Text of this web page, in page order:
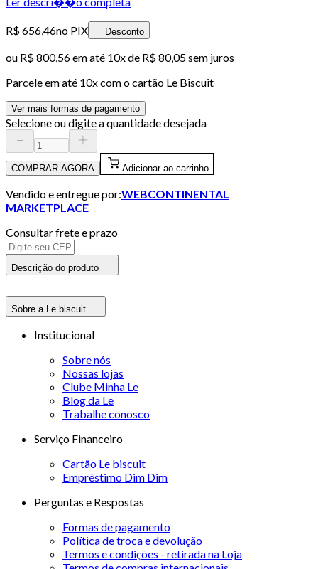
R$ 656,46no PIX Desconto
ou R$ 800,56em até 10x de R$ 80,05 sem juros
Parcele em até 10x com o cartão Le Biscuit
Ver mais formas de pagamento
Selecione ou digite a quantidade desejada
COMPRAR AGORA Adicionar ao carrinho
Vendido e entregue por:WEBCONTINENTAL
MARKETPLACE
Consultar frete e prazo
Descrição do produto
Sobre a Le biscuit
Institucional
Sobre nós
Nossas lojas
Clube Minha Le
Blog da Le
Trabalhe conosco
Serviço Financeiro
Cartão Le biscuit
Empréstimo Dim Dim
Perguntas e Respostas
Formas de pagamento
Política de troca e devolução
Termos e condições - retirada na Loja